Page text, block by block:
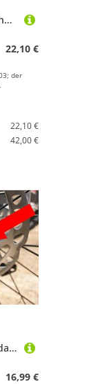
XLC Pedale City Comfort, Schwarz, 2501851500
22,10 €
der
22,10 €
42,00 €
XLC KS-X05 Seitenständer Adapter Platte für Haibike Sduro/Xduro
16,99 €